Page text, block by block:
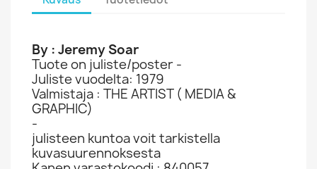
By : Jeremy Soar
Tuote on juliste/poster -
Juliste vuodelta: 1979
Valmistaja : THE ARTIST ( MEDIA &
GRAPHIC)
-
julisteen kuntoa voit tarkistella
kuvasuurennoksesta